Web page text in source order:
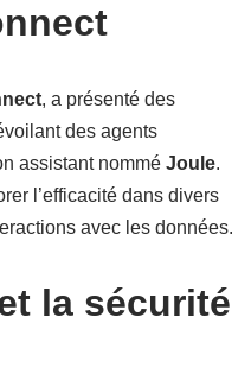
, a présenté des
des agents
assistant nommé Joule.
l’efficacité dans divers
avec les données.
la sécurité